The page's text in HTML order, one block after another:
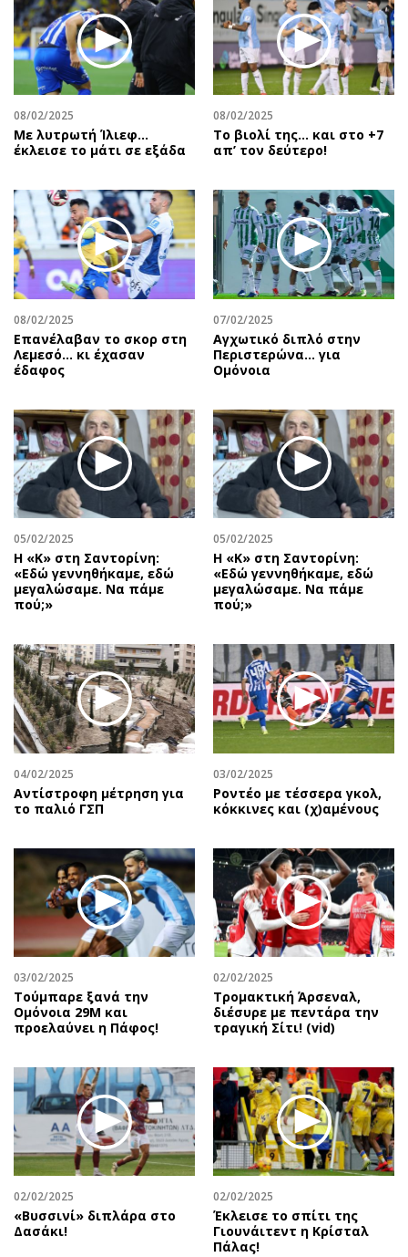
08/02/2025
Με λυτρωτή Ίλιεφ…
έκλεισε το μάτι σε εξάδα
08/02/2025
Το βιολί της… και στο +7
απ’ τον δεύτερο!
08/02/2025
Επανέλαβαν το σκορ στη
Λεμεσό… κι έχασαν
έδαφος
07/02/2025
Αγχωτικό διπλό στην
Περιστερώνα… για
Ομόνοια
05/02/2025
Η «Κ» στη Σαντορίνη:
«Εδώ γεννηθήκαμε, εδώ
μεγαλώσαμε. Να πάμε
πού;»
05/02/2025
Η «Κ» στη Σαντορίνη:
«Εδώ γεννηθήκαμε, εδώ
μεγαλώσαμε. Να πάμε
πού;»
04/02/2025
Αντίστροφη μέτρηση για
το παλιό ΓΣΠ
03/02/2025
Ροντέο με τέσσερα γκολ,
κόκκινες και (χ)αμένους
03/02/2025
Τούμπαρε ξανά την
Ομόνοια 29Μ και
προελαύνει η Πάφος!
02/02/2025
Τρομακτική Άρσεναλ,
διέσυρε με πεντάρα την
τραγική Σίτι! (vid)
02/02/2025
«Βυσσινί» διπλάρα στο
Δασάκι!
02/02/2025
Έκλεισε το σπίτι της
Γιουνάιτεντ η Κρίσταλ
Πάλας!